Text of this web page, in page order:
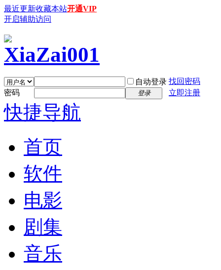
最近更新收藏本站开通VIP
开启辅助访问
自动登录 找回密码
密码
登录 立即注册
快捷导航
首页
软件
电影
剧集
音乐